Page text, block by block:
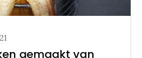
gemaakt van